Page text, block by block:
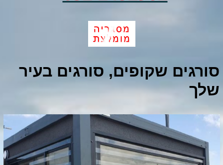
סורגים שקופים, סורגים בעיר
שלך